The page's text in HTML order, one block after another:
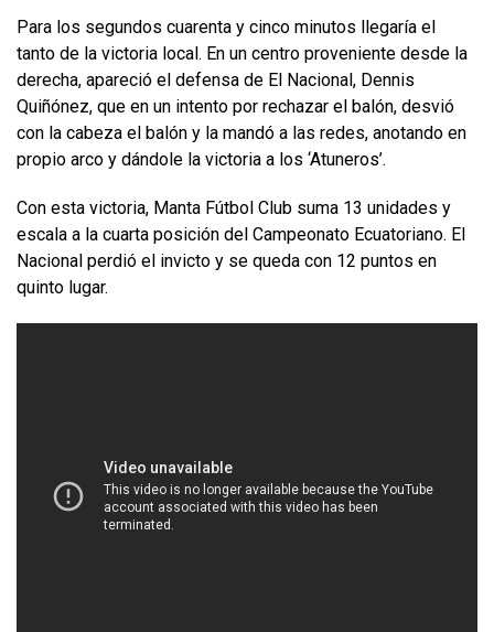
Para los segundos cuarenta y cinco minutos llegaría el
tanto de la victoria local. En un centro proveniente desde la
derecha, apareció el defensa de El Nacional, Dennis
Quiñónez, que en un intento por rechazar el balón, desvió
con la cabeza el balón y la mandó a las redes, anotando en
propio arco y dándole la victoria a los ‘Atuneros’.
Con esta victoria, Manta Fútbol Club suma 13 unidades y
escala a la cuarta posición del Campeonato Ecuatoriano. El
Nacional perdió el invicto y se queda con 12 puntos en
quinto lugar.